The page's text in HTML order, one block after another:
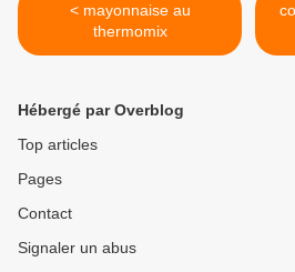
< mayonnaise au
thermomix
Hébergé par Overblog
Top articles
Pages
Contact
Signaler un abus